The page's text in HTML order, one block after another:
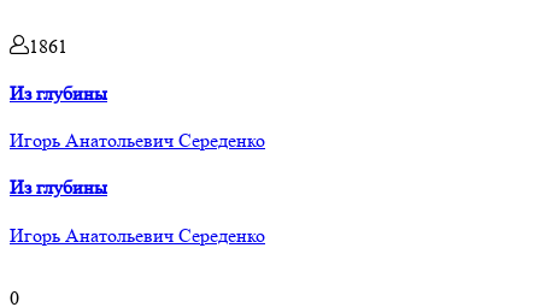
1861
Из глубины
Игорь Анатольевич Середенко
Из глубины
Игорь Анатольевич Середенко
0